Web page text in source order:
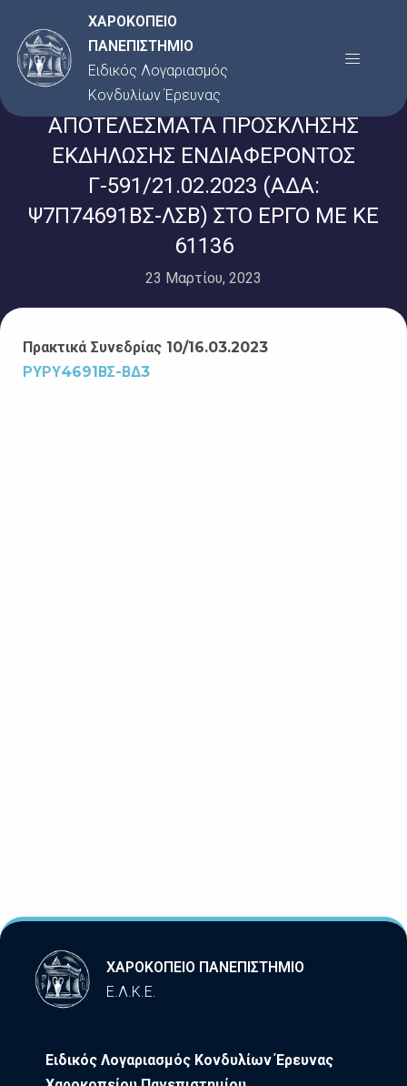
στο
περιεχόμενο
ΧΑΡΟΚΟΠΕΙΟ
ΠΑΝΕΠΙΣΤΗΜΙΟ
Ειδικός Λογαριασμός
Κονδυλίων Έρευνας
Menu
ΑΠΟΤΕΛΕΣΜΑΤΑ ΠΡΟΣΚΛΗΣΗΣ
ΕΚΔΗΛΩΣΗΣ ΕΝΔΙΑΦΕΡΟΝΤΟΣ
Γ-591/21.02.2023 (ΑΔΑ:
Ψ7Π74691ΒΣ-ΛΣΒ) ΣΤΟ ΕΡΓΟ ΜΕ ΚΕ
61136
23 Μαρτίου, 2023
Πρακτικά Συνεδρίας 10/16.03.2023
ΡΥΡΥ4691ΒΣ-ΒΔ3
ΧΑΡΟΚΟΠΕΙΟ ΠΑΝΕΠΙΣΤΗΜΙΟ
Ε.Λ.Κ.Ε.
Ειδικός Λογαριασμός Κονδυλίων Έρευνας